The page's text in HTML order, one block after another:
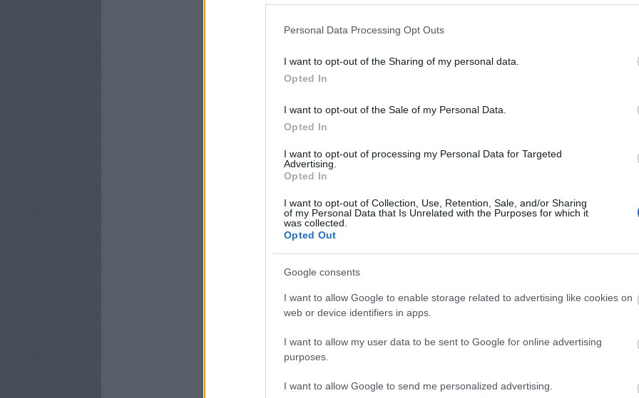
Personal Data Processing Opt Outs
I want to opt-out of the Sharing of my personal data.
Opted In
I want to opt-out of the Sale of my Personal Data.
Opted In
I want to opt-out of processing my Personal Data for Targeted
Advertising.
Opted In
I want to opt-out of Collection, Use, Retention, Sale, and/or Sharing
of my Personal Data that Is Unrelated with the Purposes for which it
was collected.
Opted Out
Google consents
I want to allow Google to enable storage related to advertising like cookies on
web or device identifiers in apps.
I want to allow my user data to be sent to Google for online advertising
purposes.
I want to allow Google to send me personalized advertising.
az